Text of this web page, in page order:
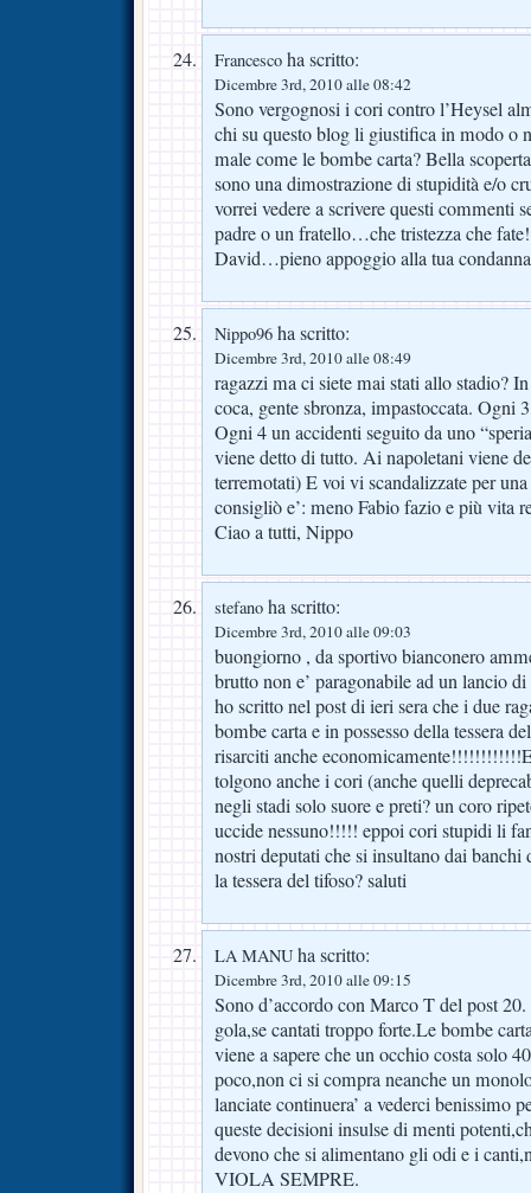
Francesco ha scritto:
Dicembre 3rd, 2010 alle 08:42
Sono vergognosi i cori contro l’Heysel
chi su questo blog li giustifica in modo
male come le bombe carta? Bella
sono una dimostrazione di stupidità e/o
vorrei vedere a scrivere questi commenti
padre o un fratello…che tristezza che fate!
David…pieno appoggio alla tua condanna
Nippo96 ha scritto:
Dicembre 3rd, 2010 alle 08:49
ragazzi ma ci siete mai stati allo stadio?
coca, gente sbronza, impastoccata. Ogni
Ogni 4 un accidenti seguito da uno
viene detto di tutto. Ai napoletani viene
terremotati) E voi vi scandalizzate per
consigliò e’: meno Fabio fazio e più vita
Ciao a tutti, Nippo
stefano ha scritto:
Dicembre 3rd, 2010 alle 09:03
buongiorno , da sportivo bianconero
brutto non e’ paragonabile ad un lancio
ho scritto nel post di ieri sera che i due
bombe carta e in possesso della tessera
risarciti anche
tolgono anche i cori (anche quelli
negli stadi solo suore e preti? un coro
uccide nessuno!!!!! eppoi cori stupidi li
nostri deputati che si insultano dai banchi
la tessera del tifoso? saluti
LA MANU ha scritto:
Dicembre 3rd, 2010 alle 09:15
Sono d’accordo con Marco T del post
gola,se cantati troppo forte.Le bombe
viene a sapere che un occhio costa solo
poco,non ci si compra neanche un
lanciate continuera’ a vederci benissimo
queste decisioni insulse di menti
devono che si alimentano gli odi e i
VIOLA SEMPRE.